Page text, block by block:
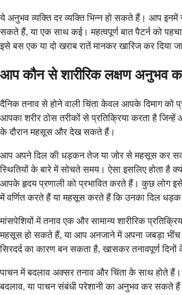
ये अनुभव व्यक्ति दर व्यक्ति भिन्न हो सकते हैं। आप
सकते हैं, या एक साथ कई। महत्वपूर्ण बात पैटर्न को
इसे बस एक या दो खराब रातें मानकर खारिज कर दिया
आप कौन से शारीरिक लक्षण अनुभव
दैनिक तनाव से होने वाली चिंता केवल आपके दिमाग को
आपका शरीर ठोस तरीकों से प्रतिक्रिया करता है
के दौरान महसूस और देख सकते हैं।
आप अपने दिल की धड़कन तेज या जोर से महसूस कर
स्थितियों के बारे में सोचते समय। ऐसा इसलिए होता है
आपके हृदय प्रणाली को प्रभावित करते हैं। कुछ लोग
में वर्णित करते हैं या महसूस करते हैं कि उनका दिल धड़क
मांसपेशियों में तनाव एक और सामान्य शारीरिक
महसूस हो सकते हैं, या आप अनजाने में अपना जबड़ा
सिरदर्द का कारण बन सकता है, खासकर तनावपूर्ण
पाचन में बदलाव अक्सर तनाव और चिंता के साथ होते
बदलाव, या पाचन संबंधी परेशानी का अनुभव कर